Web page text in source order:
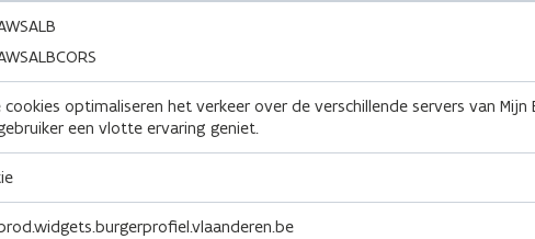
cookies optimaliseren het verkeer over de verschillende servers van
een vlotte ervaring geniet.